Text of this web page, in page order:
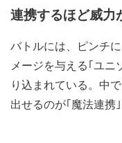
連携するほど威力
バトルには、ピンチ
メージを与える｢ユニ
り込まれている。中
出せるのが｢魔法連携｣